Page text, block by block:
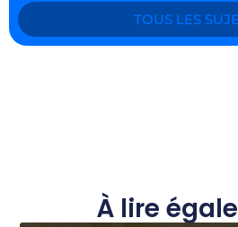
TOUS LES
À lire